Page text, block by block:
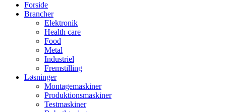
Forside
Brancher
Elektronik
Health care
Food
Metal
Industriel
Fremstilling
Løsninger
Montagemaskiner
Produktionsmaskiner
Testmaskiner